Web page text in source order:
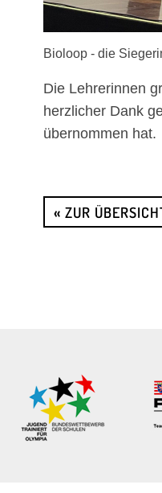
Bioloop - die
Die Lehrerinnen
herzlicher Dank
übernommen hat.
« ZUR